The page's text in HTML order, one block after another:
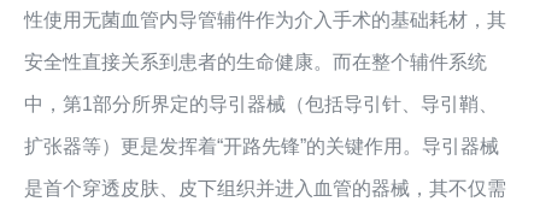
性使用无菌血管内导管辅件作为介入手术的基础耗材，其
安全性直接关系到患者的生命健康。而在整个辅件系统
中，第1部分所界定的导引器械（包括导引针、导引鞘、
扩张器等）更是发挥着“开路先锋”的关键作用。导引器械
是首个穿透皮肤、皮下组织并进入血管的器械，其不仅需